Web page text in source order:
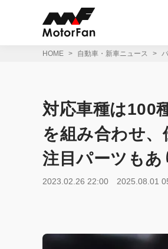
HOME 自動車・新車ニュース
対応車種は100
を組み合わせ
注目パーツもあ
2023.02.26 22:00 2025.08.01